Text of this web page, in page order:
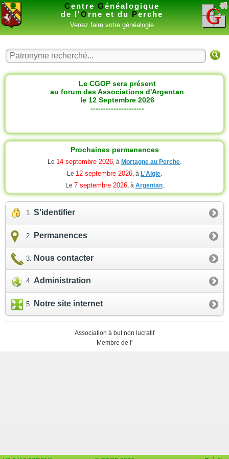
Centre Généalogique
de l'O rne et du Perche
Venez faire votre généalogie
Le CGOP sera présent
au forum des Associations d'Argentan
le 12 Septembre 2026
---------------------
Prochaines permanences
Le 14 septembre 2026, à Mortagne au Perche.
Le 12 septembre 2026, à L'Aigle.
Le 7 septembre 2026, à Argentan.
S'identifier
Permanences
Nous contacter
Administration
Notre site internet
Association à but non lucratif
Membre de l'